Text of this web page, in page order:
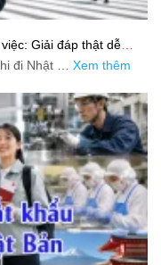
Giải đáp thật dễ
đi Nhật … Xem thêm